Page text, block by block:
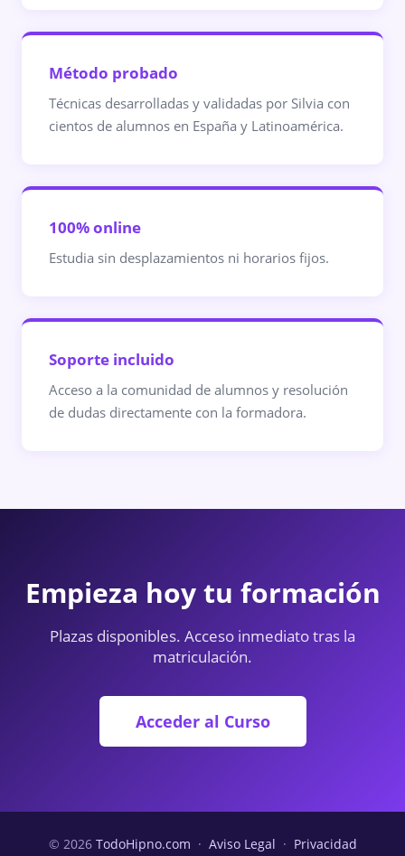
Método probado
Técnicas desarrolladas y validadas por Silvia con
cientos de alumnos en España y Latinoamérica.
100% online
Estudia sin desplazamientos ni horarios fijos.
Soporte incluido
Acceso a la comunidad de alumnos y resolución
de dudas directamente con la formadora.
Empieza hoy tu formación
Plazas disponibles. Acceso inmediato tras la
matriculación.
Acceder al Curso
© 2026 TodoHipno.com · Aviso Legal · Privacidad